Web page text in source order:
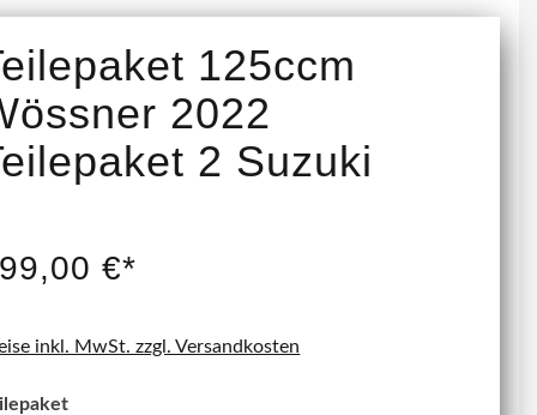
/
NEU
125ccm
2022
2 Suzuki
€*
inkl. MwSt. zzgl. Versandkosten